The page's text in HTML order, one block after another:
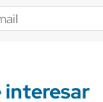
interesar